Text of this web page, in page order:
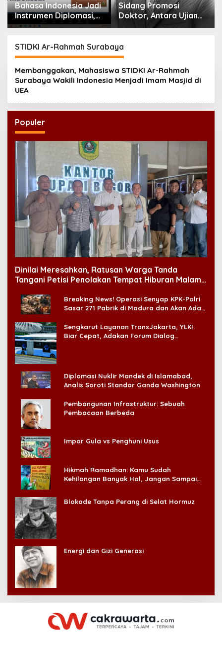
Bahasa Indonesia Jadi
Instrumen Diplomasi,
Atdikbud Perluas Jejak
hingga Rusia
Sidang Promosi
Doktor, Antara Ujian
Ilmiah dan Pesta
STIDKI Ar-Rahmah Surabaya
Membanggakan, Mahasiswa STIDKI Ar-Rahmah
Surabaya Wakili Indonesia Menjadi Imam Masjid di
UEA
Populer
Dinilai Meresahkan, Ratusan Warga Tanda
Tangani Petisi Penolakan Tempat Hiburan Malam
Breaking News! Operasi Senyap KPK-Polri
Sasar 271 Pabrik di Madura dan Akan Ada
Sengkarut Layanan TransJakarta, YLKI:
Biar Cepat, Adakan Forum Dialog
Diplomasi Nuklir Mandek di Islamabad,
Analis Soroti Standar Ganda Washington
Pembangunan Infrastruktur: Sebuah
Pembacaan Berbeda
Impor Gula vs Penghuni Usus
Hikmah Ramadhan: Kamu Sudah
Kehilangan Banyak Hal, Jangan Sampai
Blokade Tanpa Perang di Selat Hormuz
Energi dan Gizi Generasi